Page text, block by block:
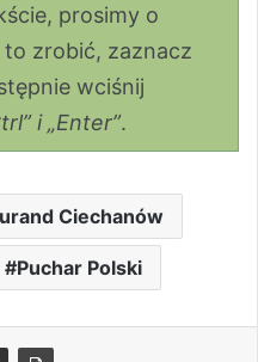
prosimy o
zrobić, zaznacz
wciśnij
i „Enter”.
Ciechanów
Puchar Polski